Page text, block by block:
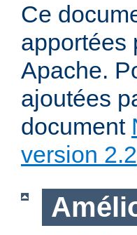
Ce
apportées
Apache.
ajoutées
document
version 2.2